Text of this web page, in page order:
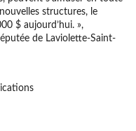
structures, le
$ aujourd’hui. »,
de Laviolette-Saint-